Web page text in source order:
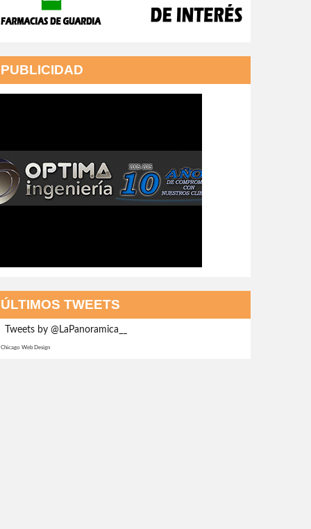
PUBLICIDAD
ÚLTIMOS TWEETS
Tweets by @LaPanoramica__
Chicago Web Design